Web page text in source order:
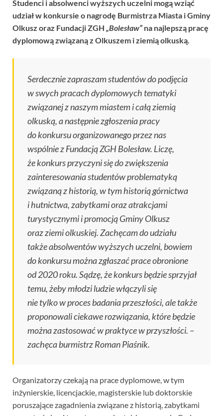
Studenci i absolwenci wyższych uczelni mogą wziąć
udział w konkursie o nagrodę Burmistrza Miasta i Gminy
Olkusz oraz Fundacji ZGH „Bolesław” na najlepszą pracę
dyplomową związaną z Olkuszem i ziemią olkuską.
Serdecznie zapraszam studentów do podjęcia
w swych pracach dyplomowych tematyki
związanej z naszym miastem i całą ziemią
olkuską, a następnie zgłoszenia pracy
do konkursu organizowanego przez nas
wspólnie z Fundacją ZGH Bolesław. Liczę,
że konkurs przyczyni się do zwiększenia
zainteresowania studentów problematyką
związaną z historią, w tym historią górnictwa
i hutnictwa, zabytkami oraz atrakcjami
turystycznymi i promocją Gminy Olkusz
oraz ziemi olkuskiej. Zachęcam do udziału
także absolwentów wyższych uczelni, bowiem
do konkursu można zgłaszać prace obronione
od 2020 roku. Sądzę, że konkurs będzie sprzyjał
temu, żeby młodzi ludzie włączyli się
nie tylko w proces badania przeszłości, ale także
proponowali ciekawe rozwiązania, które będzie
można zastosować w praktyce w przyszłości. –
zachęca burmistrz Roman Piaśnik.
Organizatorzy czekają na prace dyplomowe, w tym
inżynierskie, licencjackie, magisterskie lub doktorskie
poruszające zagadnienia związane z historią, zabytkami